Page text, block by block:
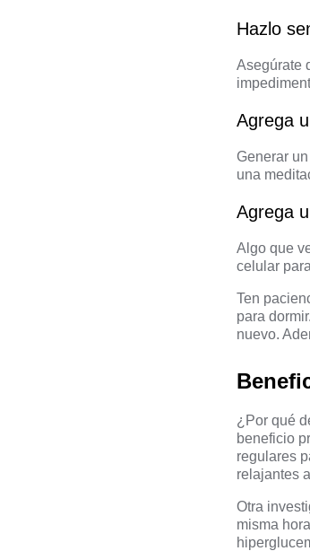
Hazlo
Asegúrate
Agrega
Generar
una
Agrega
Algo que
celular
Ten
para dormir.
nuevo.
¿Por qué
beneficio
regulares
relajantes
Otra
misma